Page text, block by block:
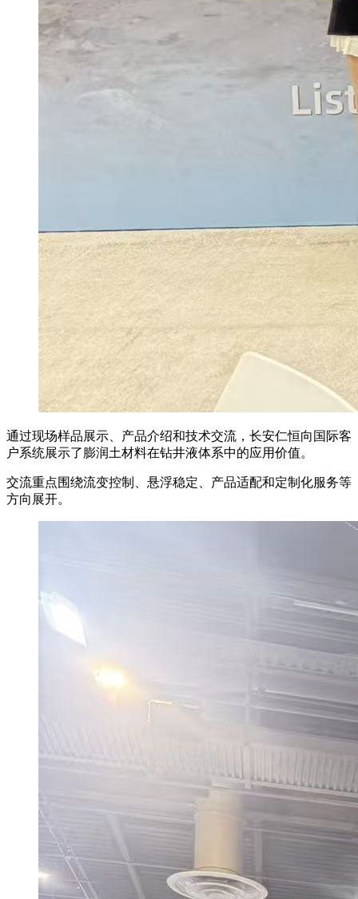
通过现场样品展示、产品介绍和技术交流，长安仁恒向国际客
户系统展示了膨润土材料在钻井液体系中的应用价值。
交流重点围绕流变控制、悬浮稳定、产品适配和定制化服务等
方向展开。